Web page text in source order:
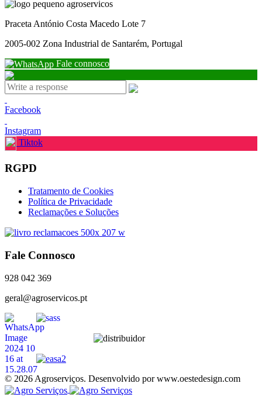
Praceta António Costa Macedo Lote 7
2005-002 Zona Industrial de Santarém, Portugal
Fale connosco
Facebook
Instagram
Tiktok
RGPD
Tratamento de Cookies
Política de Privacidade
Reclamações e Soluções
Fale Connosco
928 042 369
geral@agroservicos.pt
© 2026 Agroserviços. Desenvolvido por www.oestedesign.com